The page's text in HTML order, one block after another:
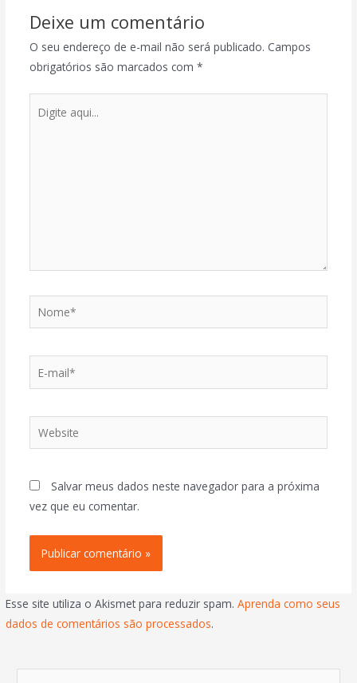
Deixe um comentário
O seu endereço de e-mail não será publicado. Campos
obrigatórios são marcados com *
Salvar meus dados neste navegador para a próxima
vez que eu comentar.
Esse site utiliza o Akismet para reduzir spam.Aprenda como seus
dados de comentários são processados.